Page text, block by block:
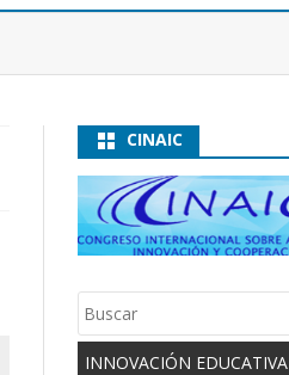
CINAIC
INNOVACIÓN EDUCATIVA